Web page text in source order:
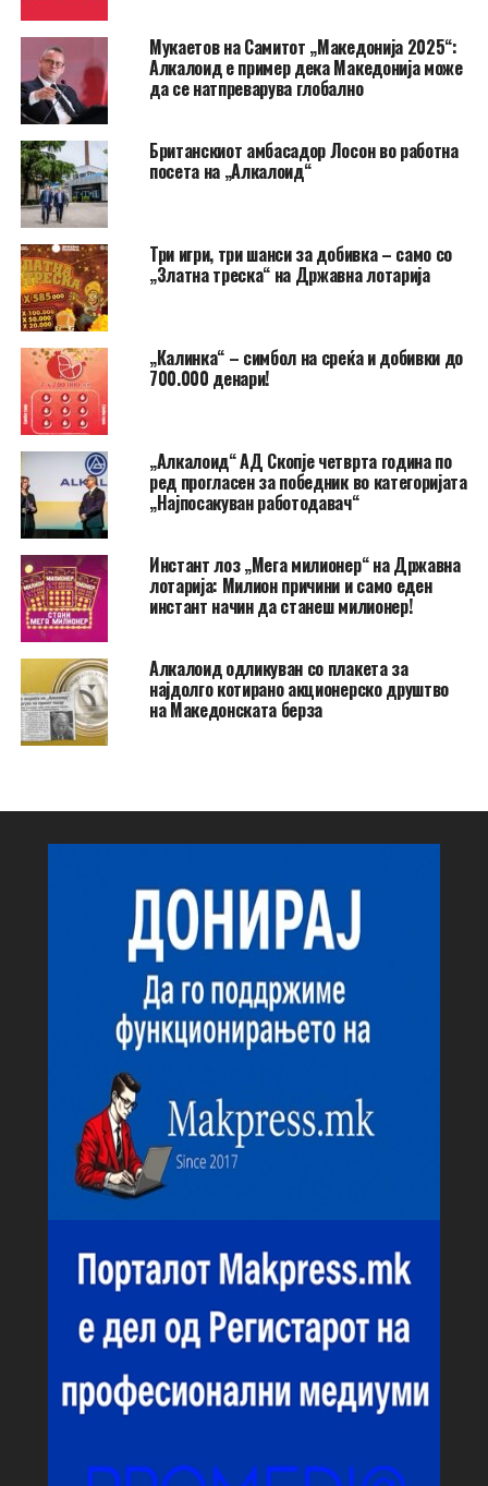
Мукаетов на Самитот „Македонија 2025“:
Алкалоид е пример дека Македонија може
да се натпреварува глобално
Британскиот амбасадор Лосон во работна
посета на „Алкалоид“
Три игри, три шанси за добивка – само со
„Златна треска“ на Државна лотарија
„Калинка“ – симбол на среќа и добивки до
700.000 денари!
„Алкалоид“ АД Скопје четврта година по
ред прогласен за победник во категоријата
„Најпосакуван работодавач“
Инстант лоз „Мега милионер“ на Државна
лотарија: Милион причини и само еден
инстант начин да станеш милионер!
Алкалоид одликуван со плакета за
најдолго котирано акционерско друштво
на Македонската берза